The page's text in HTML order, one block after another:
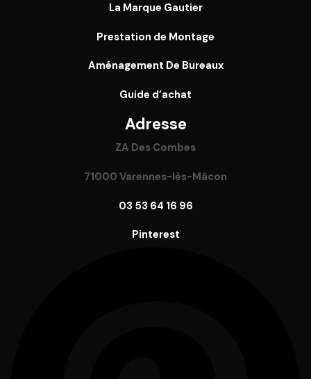
La Marque Gautier
Prestation de Montage
Aménagement De Bureaux
Guide d’achat
Adresse
ZA Des Combes
71000 Varennes-lès-Mâcon
03 53 64 16 96
Pinterest